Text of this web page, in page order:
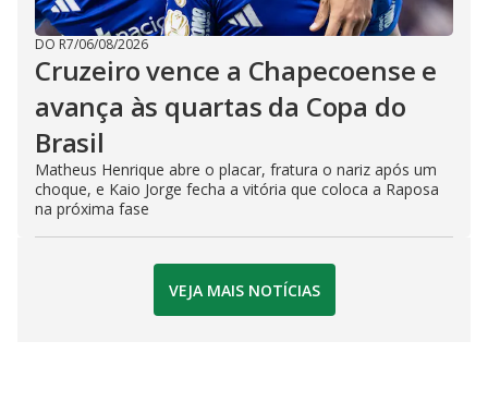
DO R7/06/08/2026
Cruzeiro vence a Chapecoense e
avança às quartas da Copa do
Brasil
Matheus Henrique abre o placar, fratura o nariz após um
choque, e Kaio Jorge fecha a vitória que coloca a Raposa
na próxima fase
VEJA MAIS NOTÍCIAS